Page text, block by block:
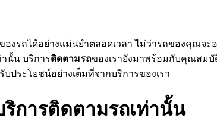
งรถได้อย่างแม่นยำตลอดเวลา ไม่ว่ารถของคุณจ
นั้น บริการติดตามรถของเรายังมาพร้อมกับคุณสม
ประโยชน์อย่างเต็มที่จากบริการของเรา
ริการติดตามรถเท่านั้น